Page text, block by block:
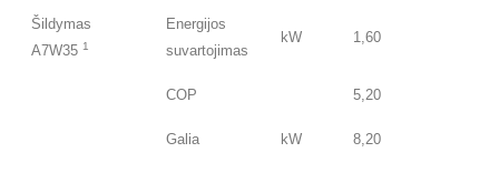
Šildymas
A7W35 1
Energijos
suvartojimas
kW 1,60
COP 5,20
Galia kW 8,20